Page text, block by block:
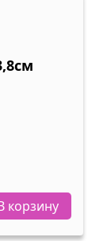
корзину